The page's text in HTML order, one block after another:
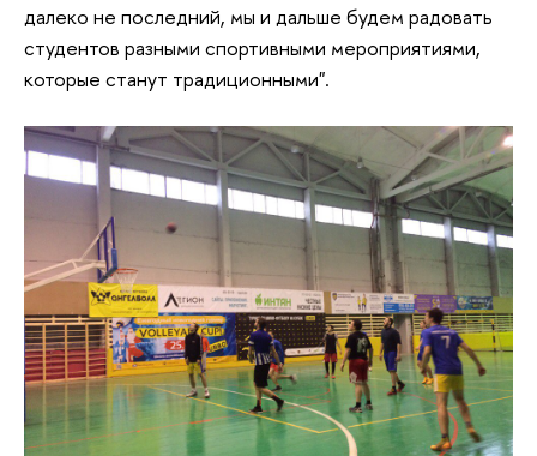
далеко не последний, мы и дальше будем радовать
студентов разными спортивными мероприятиями,
которые станут традиционными".